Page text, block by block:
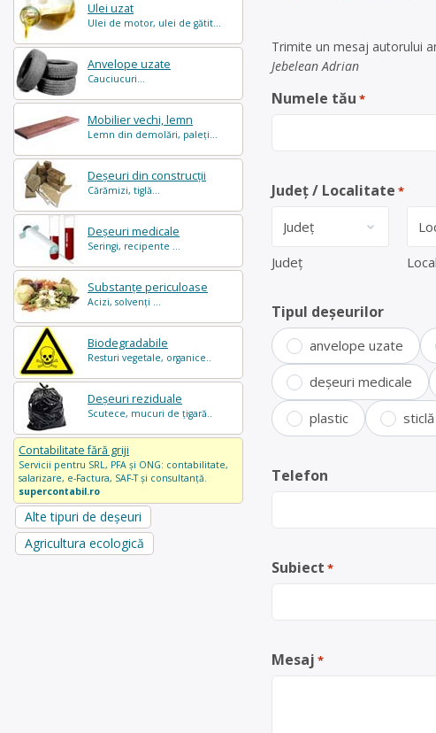
Ulei uzat
Ulei de motor, ulei de gătit...
Anvelope uzate
Cauciucuri...
Mobilier vechi, lemn
Lemn din demolări, paleți...
Deșeuri din construcții
Cărămizi, tiglă...
Deșeuri medicale
Seringi, recipente ...
Substanțe periculoase
Acizi, solvenți ...
Biodegradabile
Resturi vegetale, organice..
Deșeuri reziduale
Scutece, mucuri de țigară..
Contabilitate fără griji
Servicii pentru SRL, PFA și ONG: contabilitate,
salarizare, e-Factura, SAF-T și consultanță.
supercontabil.ro
Alte tipuri de deșeuri
Agricultura ecologică
Trimite un mesaj autorului
Jebelean Adrian
Numele tău *
Județ / Localitate *
Județ
Tipul deșeurilor
anvelope uzate
deșeuri medicale
plastic sticlă
Telefon
Subiect *
Mesaj *